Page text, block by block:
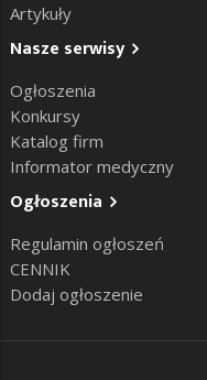
Artykuły
Nasze serwisy
Ogłoszenia
Konkursy
Katalog firm
Informator medyczny
Ogłoszenia
Regulamin ogłoszeń
CENNIK
Dodaj ogłoszenie